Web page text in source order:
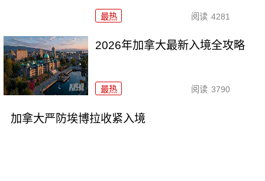
最热 阅读 4281
2026年加拿大最新入境全攻略
最热 阅读 3790
加拿大严防埃博拉收紧入境